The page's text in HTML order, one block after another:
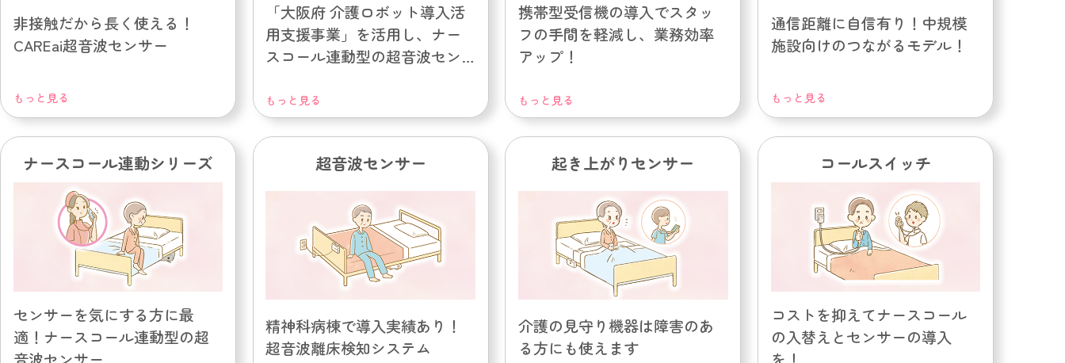
非接触だから長く使える！
CAREai超音波センサー
もっと見る
「大阪府 介護ロボット導入活
用支援事業」を活用し、ナー
スコール連動型の超音波セン
もっと見る
携帯型受信機の導入でスタッ
フの手間を軽減し、業務効率
アップ！
もっと見る
通信距離に自信有り！中規模
施設向けのつながるモデル！
もっと見る
ナースコール連動シリーズ
センサーを気にする方に最
適！ナースコール連動型の超
音波センサー
超音波センサー
精神科病棟で導入実績あり！
超音波離床検知システム
起き上がりセンサー
介護の見守り機器は障害のあ
る方にも使えます
コールスイッチ
コストを抑えてナースコール
の入替えとセンサーの導入
を！